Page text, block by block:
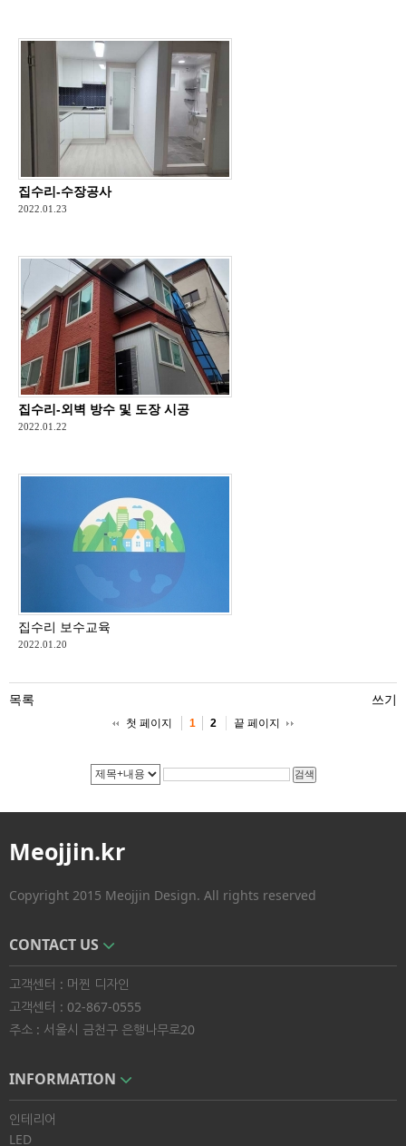
집수리-수장공사
2022.01.23
집수리-외벽 방수 및 도장 시공
2022.01.22
집수리 보수교육
2022.01.20
목록 쓰기
첫 페이지 1 2 끝 페이지
검색
Meojjin.kr
Copyright 2015 Meojjin Design. All rights reserved
CONTACT US
고객센터 : 머찐 디자인
고객센터 : 02-867-0555
주소 : 서울시 금천구 은행나무로20
INFORMATION
인테리어
LED